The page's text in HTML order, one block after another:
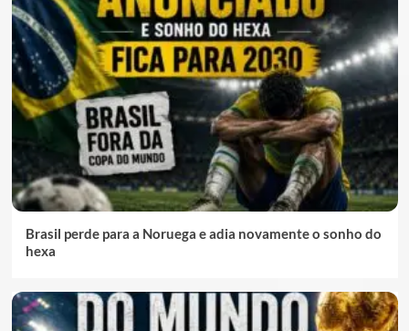
Brasil perde para a Noruega e adia novamente o sonho do
hexa